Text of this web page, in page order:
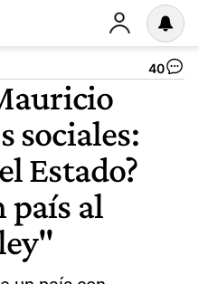
40
sociales:
Estado?
país al